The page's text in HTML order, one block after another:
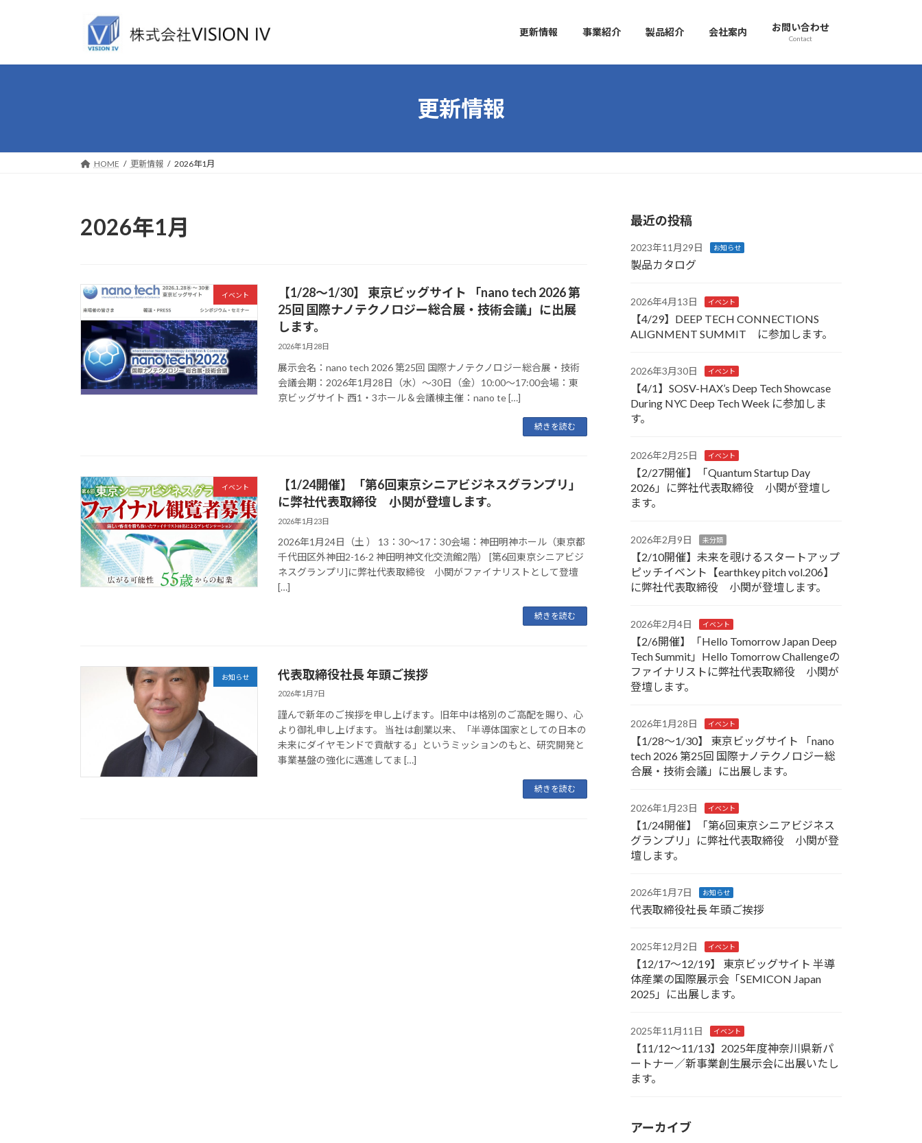
プ
動
更新情報 事業紹介 製品紹介 会社案内 お問い合わせ
Contact
更新情報
HOME 更新情報 2026年1月
2026年1月
イベント
【1/28～1/30】 東京ビッグサイト 「nano tech 2026 第
25回 国際ナノテクノロジー総合展・技術会議」に出展
します。
2026年1月28日
展示会名：nano tech 2026 第25回 国際ナノテクノロジー総合展・技術
会議会期：2026年1月28日（水）～30日（金）10:00～17:00会場：東
京ビッグサイト 西1・3ホール＆会議棟主催：nano te […]
続きを読む
イベント
【1/24開催】「第6回東京シニアビジネスグランプリ」
に弊社代表取締役 小関が登壇します。
2026年1月23日
2026年1月24日（土 ） 13：30～17：30会場：神田明神ホール（東京都
千代田区外神田2-16-2 神田明神文化交流館2階） [第6回東京シニアビジ
ネスグランプリ]に弊社代表取締役 小関がファイナリストとして登壇
[…]
続きを読む
お知らせ 代表取締役社長 年頭ご挨拶
2026年1月7日
謹んで新年のご挨拶を申し上げます。旧年中は格別のご高配を賜り、心
より御礼申し上げます。 当社は創業以来、「半導体国家としての日本の
未来にダイヤモンドで貢献する」というミッションのもと、研究開発と
事業基盤の強化に邁進してま […]
続きを読む
最近の投稿
2023年11月29日 お知らせ
製品カタログ
2026年4月13日 イベント
【4/29】DEEP TECH CONNECTIONS
ALIGNMENT SUMMIT に参加します。
2026年3月30日 イベント
【4/1】SOSV-HAX’s Deep Tech Showcase
During NYC Deep Tech Week に参加しま
す。
2026年2月25日 イベント
【2/27開催】「Quantum Startup Day
2026」に弊社代表取締役 小関が登壇し
ます。
2026年2月9日 未分類
【2/10開催】未来を覗けるスタートアップ
ピッチイベント【earthkey pitch vol.206】
に弊社代表取締役 小関が登壇します。
2026年2月4日 イベント
【2/6開催】「Hello Tomorrow Japan Deep
Tech Summit」Hello Tomorrow Challengeの
ファイナリストに弊社代表取締役 小関が
登壇します。
2026年1月28日 イベント
【1/28～1/30】 東京ビッグサイト 「nano
tech 2026 第25回 国際ナノテクノロジー総
合展・技術会議」に出展します。
2026年1月23日 イベント
【1/24開催】「第6回東京シニアビジネス
グランプリ」に弊社代表取締役 小関が登
壇します。
2026年1月7日 お知らせ
代表取締役社長 年頭ご挨拶
2025年12月2日 イベント
【12/17～12/19】 東京ビッグサイト 半導
体産業の国際展示会「SEMICON Japan
2025」に出展します。
2025年11月11日 イベント
【11/12～11/13】2025年度神奈川県新パ
ートナー／新事業創生展示会に出展いたし
ます。
アーカイブ